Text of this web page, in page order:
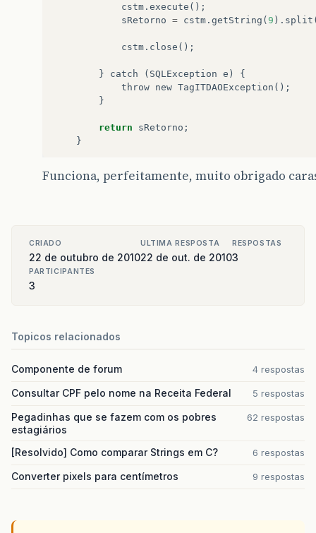
cstm . execute ();
sRetorno = cstm . getString ( 9 ). split
cstm . close ();
} catch ( SQLException e )
{
throw new TagITDAOException ();
}
return sRetorno ;
}
Funciona, perfeitamente, muito obrigado
CRIADO
22 de outubro de 2010
ULTIMA RESPOSTA
22 de out. de 2010
RESPOSTAS
3
PARTICIPANTES
3
Topicos relacionados
Componente de forum 4 respostas
Consultar CPF pelo nome na Receita Federal 5 respostas
Pegadinhas que se fazem com os pobres
estagiários
62 respostas
[Resolvido] Como comparar Strings em C? 6 respostas
Converter pixels para centímetros 9 respostas